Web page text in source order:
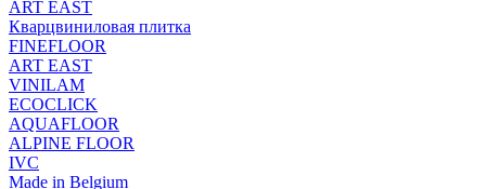
ART EAST
Кварцвиниловая плитка
FINEFLOOR
ART EAST
VINILAM
ECOCLICK
AQUAFLOOR
ALPINE FLOOR
IVC
Made in Belgium